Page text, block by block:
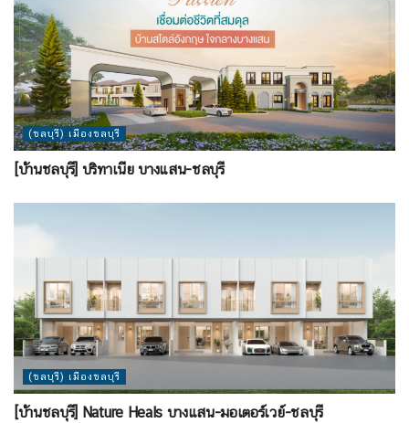
(ชลบุรี) เมืองชลบุรี
[บ้านชลบุรี] บริทาเนีย บางแสน-ชลบุรี
(ชลบุรี) เมืองชลบุรี
[บ้านชลบุรี] Nature Heals บางแสน-มอเตอร์เวย์-ชลบุรี